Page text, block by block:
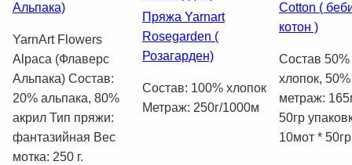
Альпака)
YarnArt Flowers
Alpaca (Флаверс
Альпака) Состав:
20% альпака, 80%
акрил Тип пряжи:
фантазийная Вес
мотка: 250 г.
Пряжа Yarnart
Rosegarden (
Розагарден)
Состав: 100% хлопок
Метраж: 250г/1000м
Cotton (
котон )
Состав 50%
хлопок,
метраж:
50гр
10мот * 50гр